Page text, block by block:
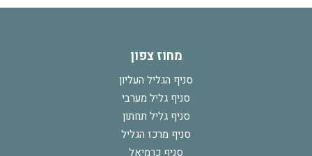
מחוז צפון
סניף הגליל העליון
סניף גליל מערבי
סניף גליל תחתון
סניף מרכז הגליל
סניף כרמיאל